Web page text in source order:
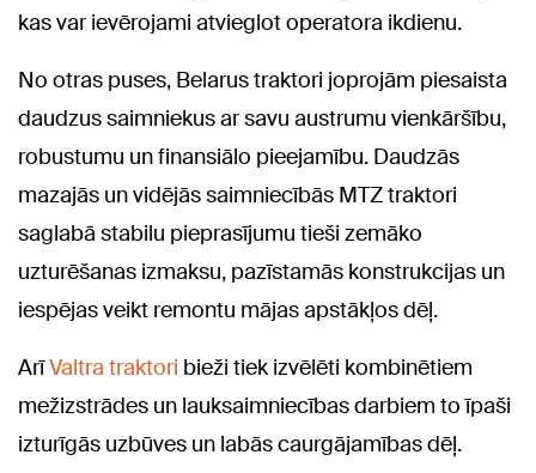
kas var ievērojami atvieglot operatora ikdienu.
No otras puses, Belarus traktori joprojām piesaista
daudzus saimniekus ar savu austrumu vienkāršību,
robustumu un finansiālo pieejamību. Daudzās
mazajās un vidējās saimniecībās MTZ traktori
saglabā stabilu pieprasījumu tieši zemāko
uzturēšanas izmaksu, pazīstamās konstrukcijas un
iespējas veikt remontu mājas apstākļos dēļ.
ArīValtra traktori bieži tiek izvēlēti kombinētiem
mežizstrādes un lauksaimniecības darbiem to īpaši
izturīgās uzbūves un labās caurgājamības dēļ.